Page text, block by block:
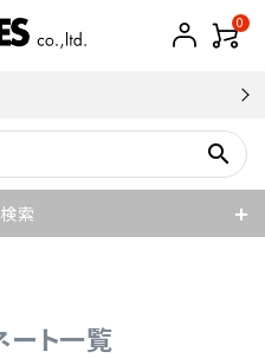
0
search
索
ート一覧